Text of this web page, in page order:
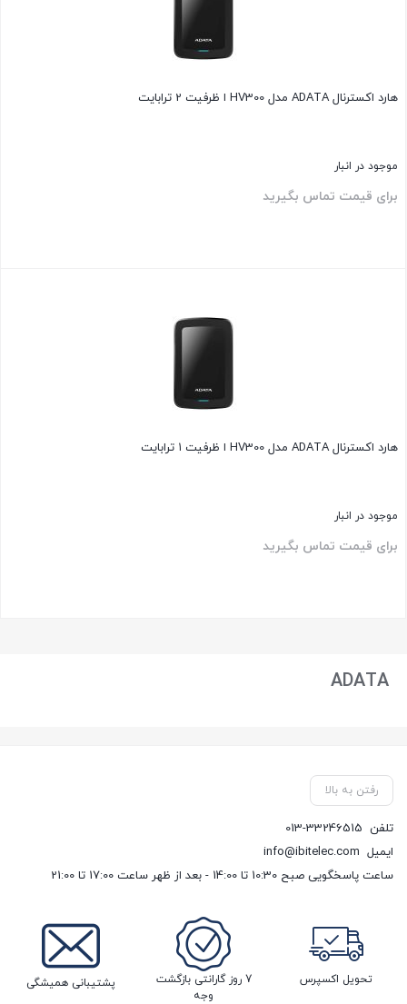
هارد اکسترنال ADATA مدل HV300 ا ظرفیت 2 ترابایت
موجود در انبار
برای قیمت تماس بگیرید
هارد اکسترنال ADATA مدل HV300 ا ظرفیت ۱ ترابایت
موجود در انبار
برای قیمت تماس بگیرید
ADATA
رفتن به بالا
تلفن 013-33246515
ایمیل info@ibitelec.com
ساعت پاسخگویی صبح 10:30 تا 14:00 - بعد از ظهر ساعت 17:00 تا 21:00
تحویل اکسپرس
7 روز گارانتی بازگشت
وجه
پشتیبانی همیشگی